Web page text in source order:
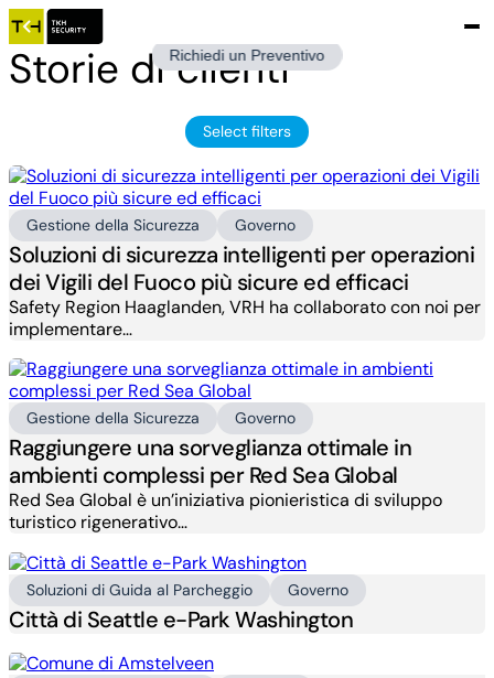
Storie di clienti
Select filters
Gestione della Sicurezza Governo
Soluzioni di sicurezza intelligenti per operazioni
dei Vigili del Fuoco più sicure ed efficaci
Safety Region Haaglanden, VRH ha collaborato con noi per
implementare…
Gestione della Sicurezza Governo
Raggiungere una sorveglianza ottimale in
ambienti complessi per Red Sea Global
Red Sea Global è un’iniziativa pionieristica di sviluppo
turistico rigenerativo…
Soluzioni di Guida al Parcheggio Governo
Città di Seattle e-Park Washington
Richiedi un Preventivo